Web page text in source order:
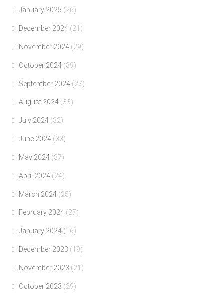
January 2025 (26)
December 2024 (21)
November 2024 (29)
October 2024 (39)
September 2024 (27)
August 2024 (33)
July 2024 (32)
June 2024 (33)
May 2024 (37)
April 2024 (24)
March 2024 (25)
February 2024 (27)
January 2024 (16)
December 2023 (19)
November 2023 (21)
October 2023 (29)